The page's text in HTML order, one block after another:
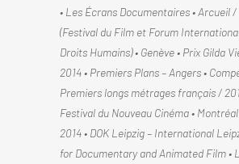
• Les Écrans Documentaires • Arcueil /
(Festival du Film et Forum
Droits Humains) • Genève • Prix Gilda
2014 • Premiers Plans – Angers •
Premiers longs métrages français /
Festival du Nouveau Cinéma • Montréal
2014 • DOK Leipzig – International
for Documentary and Animated Film •